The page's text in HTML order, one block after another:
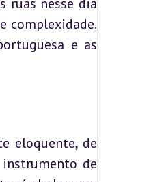
complexidade.
e as
eloquente, de
de